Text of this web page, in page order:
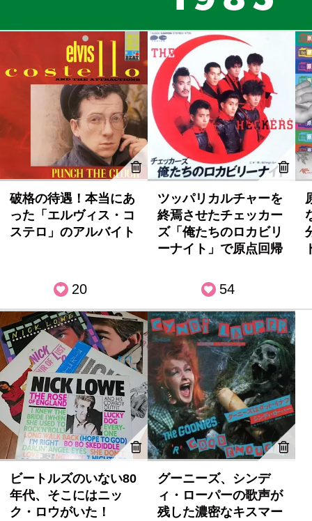
破格の待遇！本当にあ
った「エルヴィス・コ
ステロ」のアルバイト
20
ツッパリカルチャーを
終焉させたチェッカー
ズ「俺たちのロカビリ
ーナイト」で原点回帰
54
ビートルズのいない80
年代、そこにはニッ
ク・ロウがいた！
グーニーズ、シンデ
ィ・ローパーの歌声が
残した濃密なキスマー